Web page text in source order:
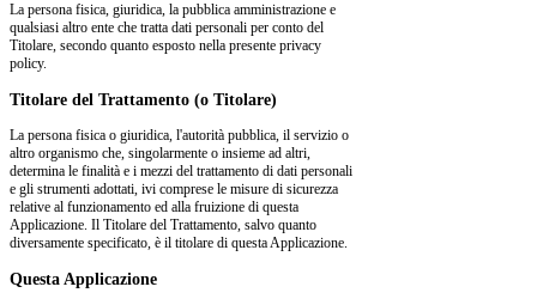
La persona fisica, giuridica, la pubblica amministrazione e
qualsiasi altro ente che tratta dati personali per conto del
Titolare, secondo quanto esposto nella presente privacy
policy.
Titolare del Trattamento (o Titolare)
La persona fisica o giuridica, l'autorità pubblica, il servizio o
altro organismo che, singolarmente o insieme ad altri,
determina le finalità e i mezzi del trattamento di dati personali
e gli strumenti adottati, ivi comprese le misure di sicurezza
relative al funzionamento ed alla fruizione di questa
Applicazione. Il Titolare del Trattamento, salvo quanto
diversamente specificato, è il titolare di questa Applicazione.
Questa Applicazione